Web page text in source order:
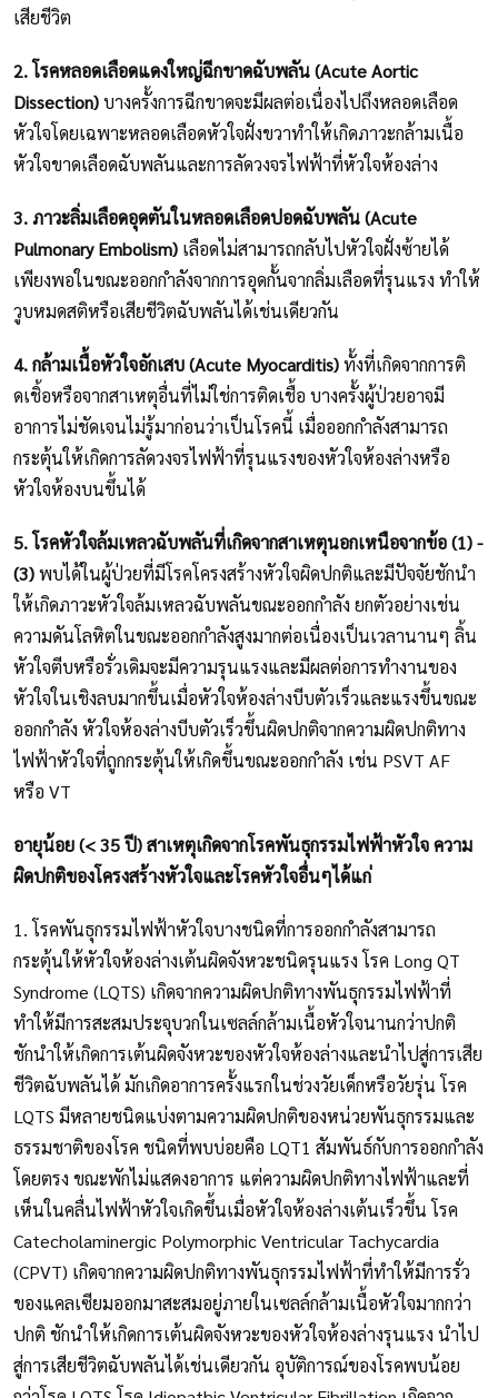
เสียชีวิต
2. โรคหลอดเลือดแดงใหญ่ฉีกขาดฉับพลัน(Acute Aortic
Dissection)บางครั้งการฉีกขาดจะมีผลต่อเนื่องไปถึงหลอดเลือด
หัวใจโดยเฉพาะหลอดเลือดหัวใจฝั่งขวาทำให้เกิดภาวะกล้ามเนื้อ
หัวใจขาดเลือดฉับพลันและการลัดวงจรไฟฟ้าที่หัวใจห้องล่าง
3. ภาวะลิ่มเลือดอุดตันในหลอดเลือดปอดฉับพลัน(Acute
Pulmonary Embolism) เลือดไม่สามารถกลับไปหัวใจฝั่งซ้ายได้
เพียงพอในขณะออกกำลังจากการอุดกั้นจากลิ่มเลือดที่รุนแรง ทำให้
วูบหมดสติหรือเสียชีวิตฉับพลันได้เช่นเดียวกัน
4. กล้ามเนื้อหัวใจอักเสบ (Acute Myocarditis)ทั้งที่เกิดจากการติ
ดเชิ้อหรือจากสาเหตุอื่นที่ไม่ใช่การติดเชื้อ บางครั้งผู้ป่วยอาจมี
อาการไม่ชัดเจนไม่รู้มาก่อนว่าเป็นโรคนี้ เมื่อออกกำลังสามารถ
กระตุ้นให้เกิดการลัดวงจรไฟฟ้าที่รุนแรงของหัวใจห้องล่างหรือ
หัวใจห้องบนขึ้นได้
5. โรคหัวใจล้มเหลวฉับพลันที่เกิดจากสาเหตุนอกเหนือจากข้อ (1) -
(3)พบได้ในผู้ป่วยที่มีโรคโครงสร้างหัวใจผิดปกติและมีปัจจัยชักนำ
ให้เกิดภาวะหัวใจล้มเหลวฉับพลันขณะออกกำลัง ยกตัวอย่างเช่น
ความดันโลหิตในขณะออกกำลังสูงมากต่อเนื่องเป็นเวลานานๆ ลิ้น
หัวใจตีบหรือรั่วเดิมจะมีความรุนแรงและมีผลต่อการทำงานของ
หัวใจในเชิงลบมากขึ้นเมื่อหัวใจห้องล่างบีบตัวเร็วและแรงขึ้นขณะ
ออกกำลัง หัวใจห้องล่างบีบตัวเร็วขึ้นผิดปกติจากความผิดปกติทาง
ไฟฟ้าหัวใจที่ถูกกระตุ้นให้เกิดขึ้นขณะออกกำลัง เช่น PSVT AF
หรือ VT
อายุน้อย (< 35 ปี) สาเหตุเกิดจากโรคพันธุกรรมไฟฟ้าหัวใจ ความ
ผิดปกติของโครงสร้างหัวใจและโรคหัวใจอื่นๆได้แก่
1. โรคพันธุกรรมไฟฟ้าหัวใจบางชนิดที่การออกกำลังสามารถ
กระตุ้นให้หัวใจห้องล่างเต้นผิดจังหวะชนิดรุนแรง โรค Long QT
Syndrome (LQTS) เกิดจากความผิดปกติทางพันธุกรรมไฟฟ้าที่
ทำให้มีการสะสมประจุบวกในเซลล์กล้ามเนื้อหัวใจนานกว่าปกติ
ชักนำให้เกิดการเต้นผิดจังหวะของหัวใจห้องล่างและนำไปสู่การเสีย
ชีวิตฉับพลันได้ มักเกิดอาการครั้งแรกในช่วงวัยเด็กหรือวัยรุ่น โรค
LQTS มีหลายชนิดแบ่งตามความผิดปกติของหน่วยพันธุกรรมและ
ธรรมชาติของโรค ชนิดที่พบบ่อยคือ LQT1 สัมพันธ์กับการออกกำลัง
โดยตรง ขณะพักไม่แสดงอาการ แต่ความผิดปกติทางไฟฟ้าและที่
เห็นในคลื่นไฟฟ้าหัวใจเกิดขึ้นเมื่อหัวใจห้องล่างเต้นเร็วขึ้น โรค
Catecholaminergic Polymorphic Ventricular Tachycardia
(CPVT) เกิดจากความผิดปกติทางพันธุกรรมไฟฟ้าที่ทำให้มีการรั่ว
ของแคลเซียมออกมาสะสมอยู่ภายในเซลล์กล้ามเนื้อหัวใจมากกว่า
ปกติ ชักนำให้เกิดการเต้นผิดจังหวะของหัวใจห้องล่างรุนแรง นำไป
สู่การเสียชีวิตฉับพลันได้เช่นเดียวกัน อุบัติการณ์ของโรคพบน้อย